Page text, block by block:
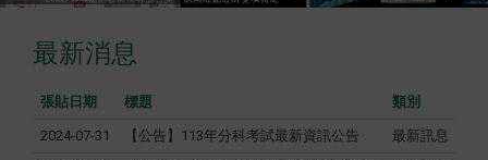
最新消息
張貼日期 標題 類別
2024-07-31 【公告】113年分科考試最新資訊公告 最新訊息